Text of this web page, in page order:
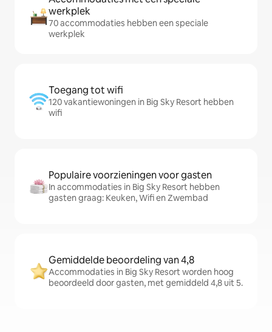
werkplek
70 accommodaties hebben een speciale
werkplek
Toegang tot wifi
120 vakantiewoningen in Big Sky Resort hebben
wifi
Populaire voorzieningen voor gasten
In accommodaties in Big Sky Resort hebben
gasten graag: Keuken, Wifi en Zwembad
Gemiddelde beoordeling van 4,8
Accommodaties in Big Sky Resort worden hoog
beoordeeld door gasten, met gemiddeld 4,8 uit 5.